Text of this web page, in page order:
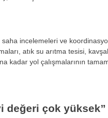
incelemeleri ve
atık su arıtma tesisi,
kadar yol çalışmalarının
değeri çok yüksek”